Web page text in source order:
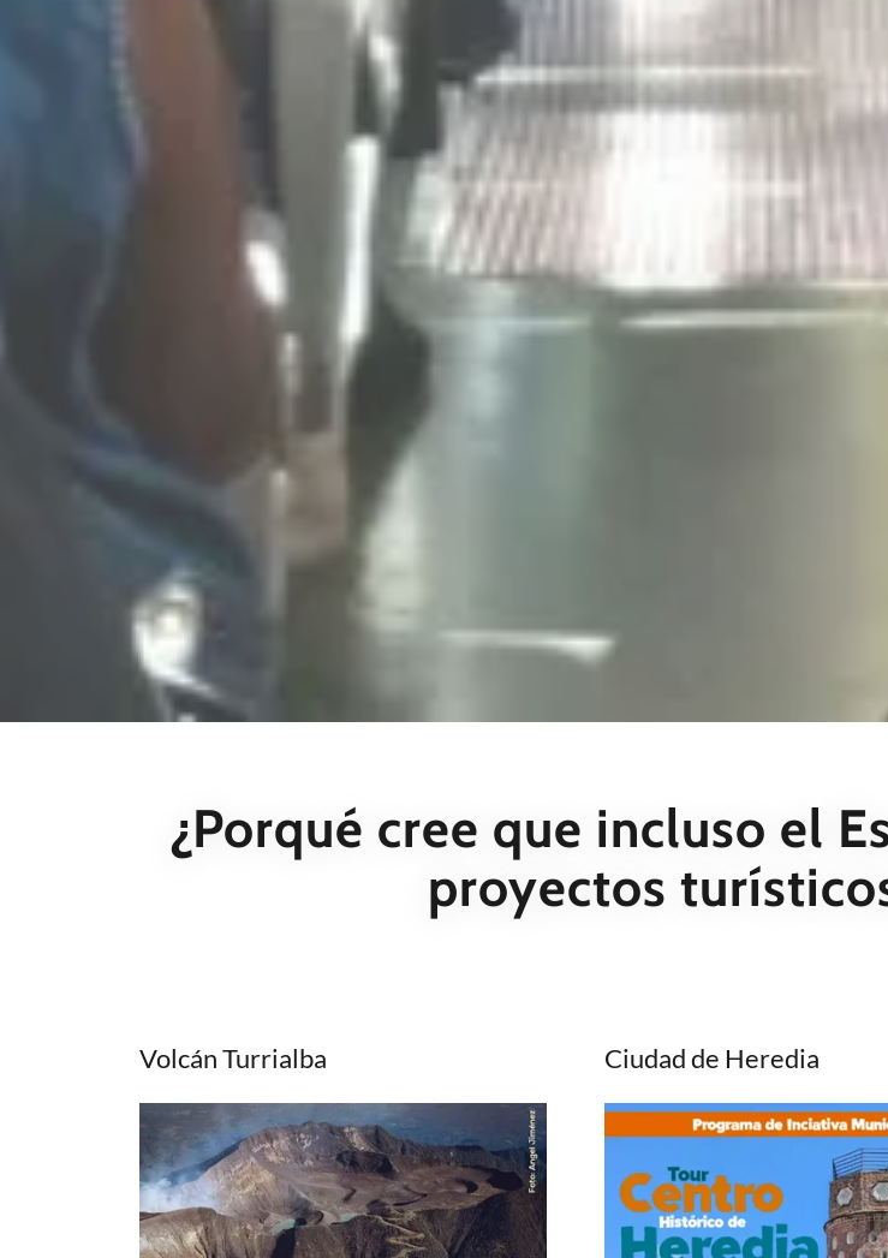
¿Porqué cree que incluso el
proyectos
Volcán Turrialba Ciudad de Heredia